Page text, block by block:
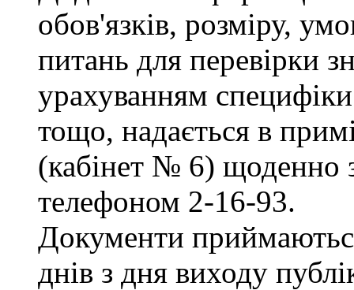
обов'язків, розміру,
питань для перевірки
урахуванням
тощо, надається в
(кабінет № 6) щоденно
телефоном 2-16-93.
Документи
днів з дня виходу